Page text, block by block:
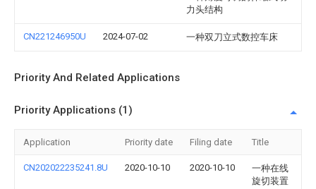
力头结构
CN221246950U 2024-07-02 一种双刀立式数控车床
Priority And Related Applications
Priority Applications (1)
Application Priority date Filing date Title
CN202022235241.8U 2020-10-10 2020-10-10
一种在线
旋切装置